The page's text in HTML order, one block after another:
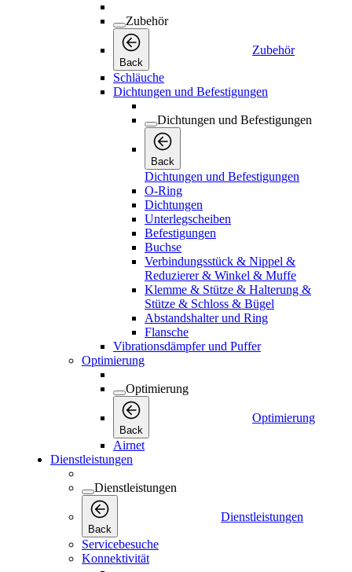
Zubehör
Back
Zubehör
Schläuche
Dichtungen und Befestigungen
Dichtungen und Befestigungen
Back
Dichtungen und Befestigungen
O-Ring
Dichtungen
Unterlegscheiben
Befestigungen
Buchse
Verbindungsstück & Nippel &
Reduzierer & Winkel & Muffe
Klemme & Stütze & Halterung &
Stütze & Schloss & Bügel
Abstandshalter und Ring
Flansche
Vibrationsdämpfer und Puffer
Optimierung
Optimierung
Back
Optimierung
Airnet
Dienstleistungen
Dienstleistungen
Back
Dienstleistungen
Servicebesuche
Konnektivität